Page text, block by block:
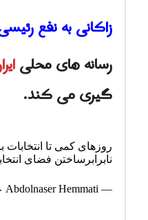
زاکانی به نفع
رسانه های محلی
گیری می کند.
روزهای کمی تا
نابرابرساختن فضای
— Abdolnaser Hemmati عبدالناصر همتی (@Hemmati_ir)